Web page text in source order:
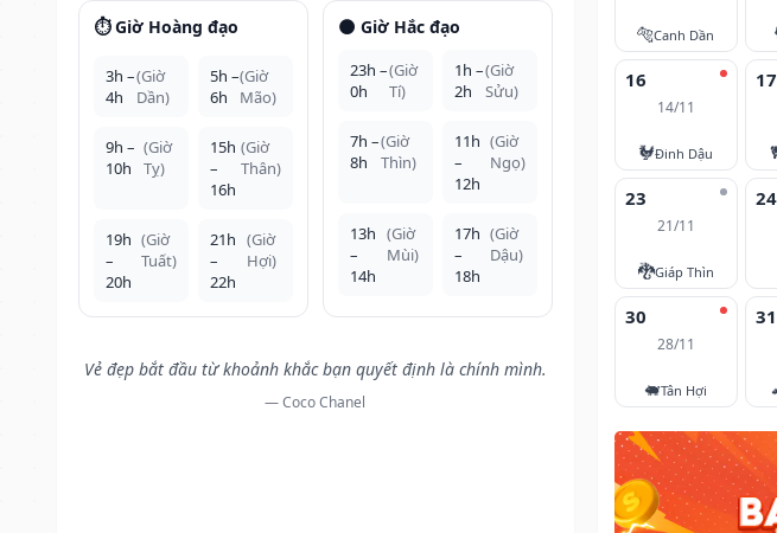
⏱️ Giờ Hoàng đạo
3h –
4h
(Giờ
Dần)
5h –
6h
(Giờ
Mão)
9h –
10h
(Giờ
Tỵ)
15h
–
16h
(Giờ
Thân)
19h
–
20h
(Giờ
Tuất)
21h
–
22h
(Giờ
Hợi)
🌑 Giờ Hắc đạo
23h –
0h
(Giờ
Tí)
1h –
2h
(Giờ
Sửu)
7h –
8h
(Giờ
Thìn)
11h
–
12h
(Giờ
Ngọ)
13h
–
14h
(Giờ
Mùi)
17h
–
18h
(Giờ
Dậu)
Vẻ đẹp bắt đầu từ khoảnh khắc bạn quyết định là chính mình.
— Coco Chanel
🐅Canh Dần
16
14/11
🐓Đinh Dậu
17
23
21/11
🐉Giáp Thìn
24
30
28/11
🐖Tân Hợi
31